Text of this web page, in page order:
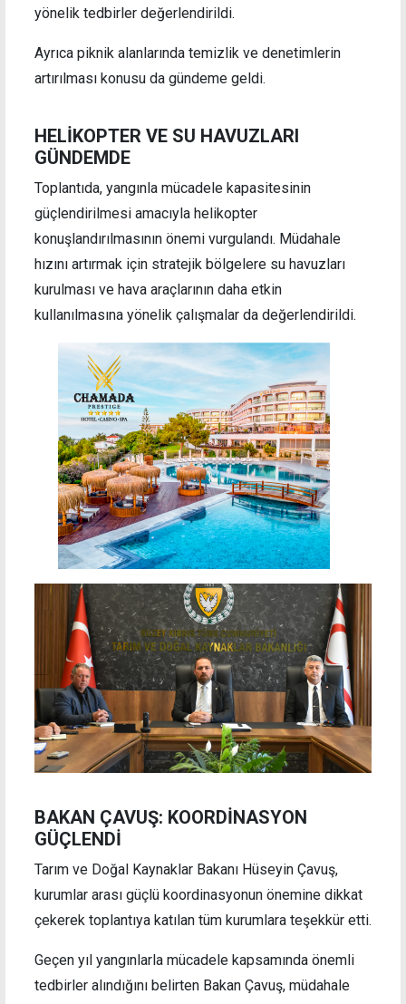
yönelik tedbirler değerlendirildi.
Ayrıca piknik alanlarında temizlik ve denetimlerin
artırılması konusu da gündeme geldi.
HELİKOPTER VE SU HAVUZLARI
GÜNDEMDE
Toplantıda, yangınla mücadele kapasitesinin
güçlendirilmesi amacıyla helikopter
konuşlandırılmasının önemi vurgulandı. Müdahale
hızını artırmak için stratejik bölgelere su havuzları
kurulması ve hava araçlarının daha etkin
kullanılmasına yönelik çalışmalar da değerlendirildi.
BAKAN ÇAVUŞ: KOORDİNASYON
GÜÇLENDİ
Tarım ve Doğal Kaynaklar Bakanı Hüseyin Çavuş,
kurumlar arası güçlü koordinasyonun önemine dikkat
çekerek toplantıya katılan tüm kurumlara teşekkür etti.
Geçen yıl yangınlarla mücadele kapsamında önemli
tedbirler alındığını belirten Bakan Çavuş, müdahale